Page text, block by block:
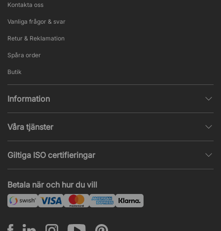
Kontakta oss
Vanliga frågor & svar
Retur & Reklamation
Spåra order
Butik
Information
Försäljningsvillkor
Populära sidor
Nyheter & artiklar
Våra tjänster
Tysta rum & telefonbås
Projekt & offert
Montering
Betala när och hur du vill
Giltiga ISO certifieringar
ISO 14001– Miljöledning
ISO 45001– Arbetsmiljöledning